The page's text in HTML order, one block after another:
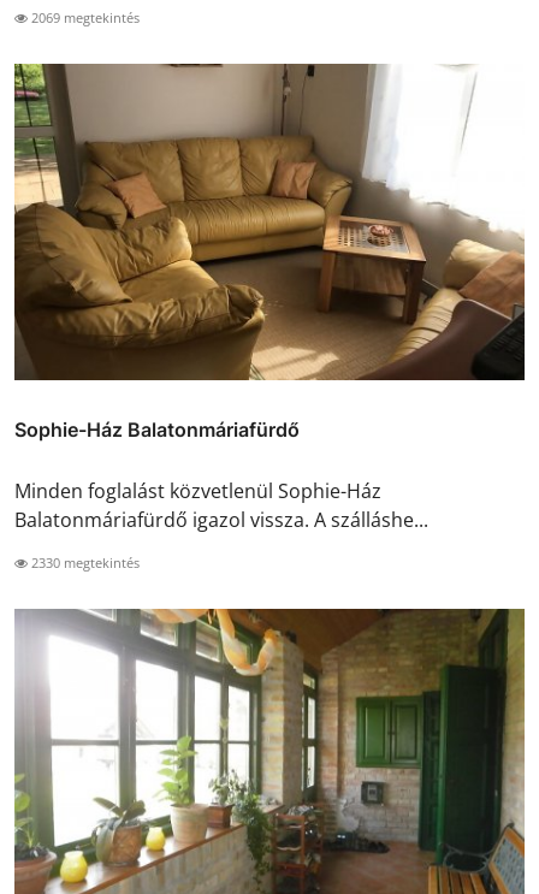
2069 megtekintés
Sophie-Ház Balatonmáriafürdő
Minden foglalást közvetlenül Sophie-Ház
Balatonmáriafürdő igazol vissza. A szálláshe...
2330 megtekintés